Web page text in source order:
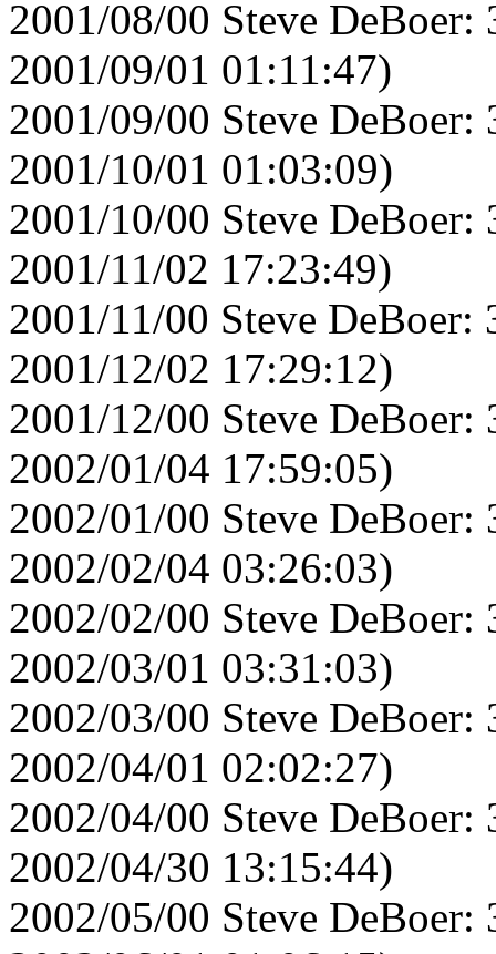
2001/08/00 Steve
2001/09/01 01:11:47)
2001/09/00 Steve
2001/10/01 01:03:09)
2001/10/00 Steve
2001/11/02 17:23:49)
2001/11/00 Steve
2001/12/02 17:29:12)
2001/12/00 Steve
2002/01/04 17:59:05)
2002/01/00 Steve
2002/02/04 03:26:03)
2002/02/00 Steve
2002/03/01 03:31:03)
2002/03/00 Steve
2002/04/01 02:02:27)
2002/04/00 Steve
2002/04/30 13:15:44)
2002/05/00 Steve